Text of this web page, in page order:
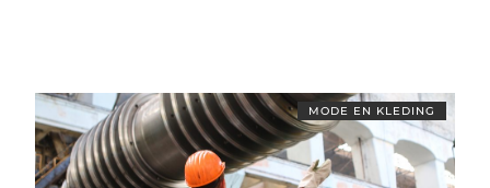
MODE EN KLEDING